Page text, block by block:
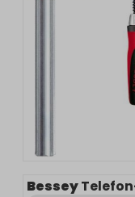
Bessey